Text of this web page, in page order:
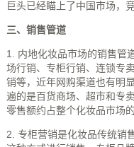
巨头已经瞄上了中国市场，
三、销售管道
1. 内地化妆品市场的销售管
场行销、专柜行销、连锁专
销等，近年网购渠道也有明
遍的是百货商场、超市和专
零售额约占整个化妆品市场
2. 专柜营销是化妆品传统销